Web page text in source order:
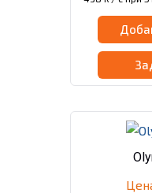
50x, при